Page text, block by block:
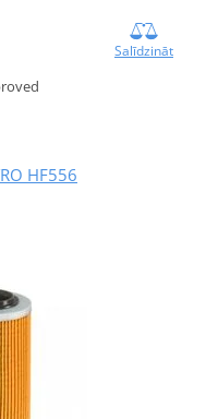
Salīdzināt
HF556